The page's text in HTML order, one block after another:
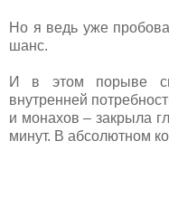
Но я ведь уже
шанс.
И в этом порыве
внутренней
и монахов – закрыла
минут. В абсолютном